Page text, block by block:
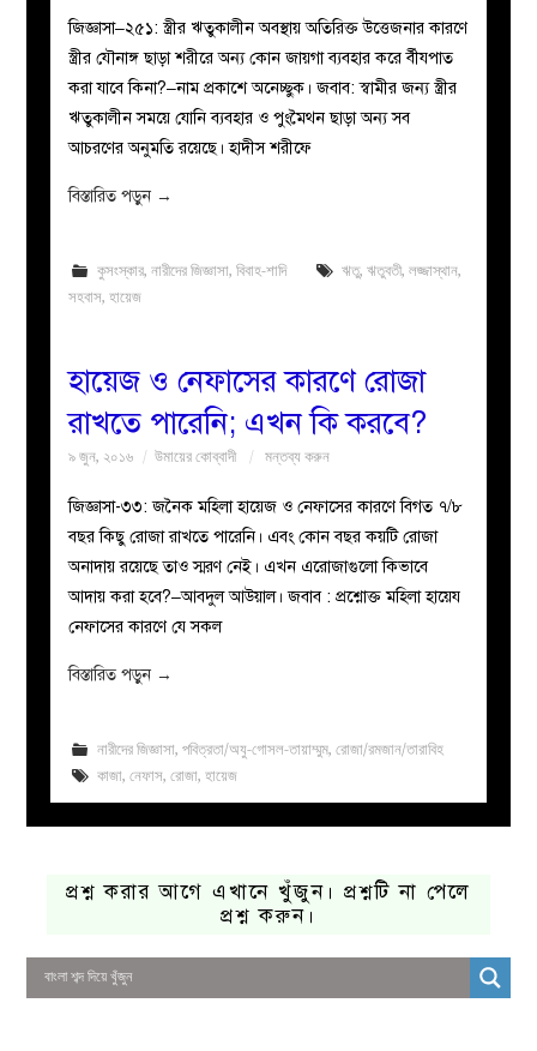
জিজ্ঞাসা–২৫১: স্ত্রীর ঋতুকালীন অবস্থায় অতিরিক্ত উত্তেজনার কারণে
স্ত্রীর যৌনাঙ্গ ছাড়া শরীরে অন্য কোন জায়গা ব্যবহার করে র্বীযপাত
করা যাবে কিনা?–নাম প্রকাশে অনেচ্ছুক। জবাব: স্বামীর জন্য স্ত্রীর
ঋতুকালীন সময়ে যোনি ব্যবহার ও পুংমৈথন ছাড়া অন্য সব
আচরণের অনুমতি রয়েছে। হাদীস শরীফে
বিস্তারিত পড়ুন →
কুসংস্কার, নারীদের জিজ্ঞাসা, বিবাহ-শাদি ঋতু, ঋতুবতী, লজ্জাস্থান,
সহবাস,হায়েজ
হায়েজ ও নেফাসের কারণে রোজা
রাখতে পারেনি; এখন কি করবে?
৯ জুন, ২০১৬ উমায়ের কোব্বাদী মন্তব্য করুন
জিজ্ঞাসা-৩৩: জনৈক মহিলা হায়েজ ও নেফাসের কারণে বিগত ৭/৮
বছর কিছু রোজা রাখতে পারেনি। এবং কোন বছর কয়টি রোজা
অনাদায় রয়েছে তাও স্মরণ নেই। এখন এরোজাগুলো কিভাবে
আদায় করা হবে?–আবদুল আউয়াল। জবাব : প্রশ্নোক্ত মহিলা হায়েয
নেফাসের কারণে যে সকল
বিস্তারিত পড়ুন →
নারীদের জিজ্ঞাসা, পবিত্রতা/অযু-গোসল-তায়াম্মুম, রোজা/রমজান/তারাবিহ
কাজা, নেফাস, রোজা, হায়েজ
প্রশ্ন করার আগে এখানে খুঁজুন। প্রশ্নটি না পেলে
প্রশ্ন করুন।